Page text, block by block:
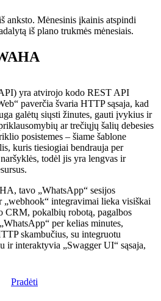
anksto. Mėnesinis įkainis atspindi
iš plano trukmės mėnesiais.
yra atvirojo kodo REST API
paverčia švaria HTTP sąsaja, kad
galėtų siųsti žinutes, gauti įvykius ir
ar trečiųjų šalių debesies
posistemes – šiame šablone
kuris tiesiogiai bendrauja per
todėl jis yra lengvas ir
tavo „WhatsApp“ sesijos
integravimai lieka visiškai
CRM, pokalbių robotą, pagalbos
per kelias minutes,
skambučius, su integruotu
ir interaktyvia „Swagger UI“ sąsaja,
Pradėti